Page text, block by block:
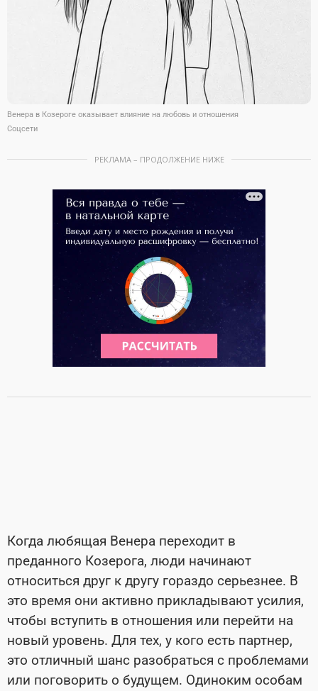
Венера в Козероге оказывает влияние на любовь и отношения
Соцсети
РЕКЛАМА – ПРОДОЛЖЕНИЕ НИЖЕ
Когда любящая Венера переходит в
преданного Козерога, люди начинают
относиться друг к другу гораздо серьезнее. В
это время они активно прикладывают усилия,
чтобы вступить в отношения или перейти на
новый уровень. Для тех, у кого есть партнер,
это отличный шанс разобраться с проблемами
или поговорить о будущем. Одиноким особам